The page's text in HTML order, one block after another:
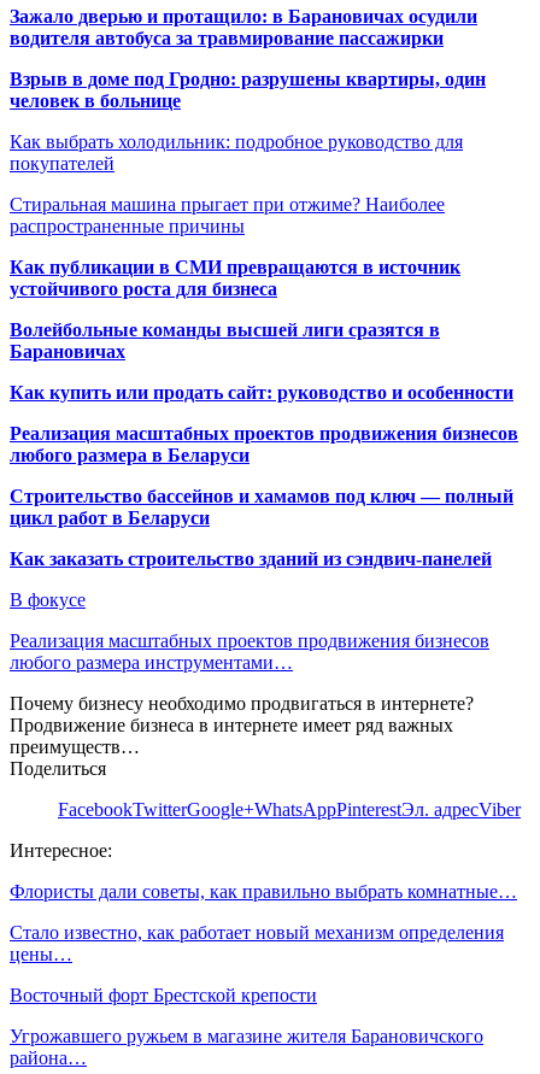
Зажало дверью и протащило: в Барановичах осудили
водителя автобуса за травмирование пассажирки
Взрыв в доме под Гродно: разрушены квартиры, один
человек в больнице
Как выбрать холодильник: подробное руководство для
покупателей
Стиральная машина прыгает при отжиме? Наиболее
распространенные причины
Как публикации в СМИ превращаются в источник
устойчивого роста для бизнеса
Волейбольные команды высшей лиги сразятся в
Барановичах
Как купить или продать сайт: руководство и особенности
Реализация масштабных проектов продвижения бизнесов
любого размера в Беларуси
Строительство бассейнов и хамамов под ключ — полный
цикл работ в Беларуси
Как заказать строительство зданий из сэндвич-панелей
В фокусе
Реализация масштабных проектов продвижения бизнесов
любого размера инструментами…
Почему бизнесу необходимо продвигаться в интернете?
Продвижение бизнеса в интернете имеет ряд важных
преимуществ…
Поделиться
FacebookTwitterGoogle+WhatsAppPinterestЭл. адресViber
Интересное:
Флористы дали советы, как правильно выбрать комнатные…
Стало известно, как работает новый механизм определения
цены…
Восточный форт Брестской крепости
Угрожавшего ружьем в магазине жителя Барановичского
района…